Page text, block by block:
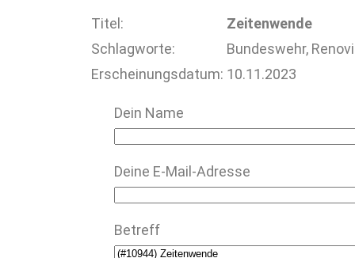
Titel:
Zeitenwende
Schlagworte:
Bundeswehr,
Erscheinungsdatum: 10.11.2023
Dein Name
Deine E-Mail-Adresse
Betreff